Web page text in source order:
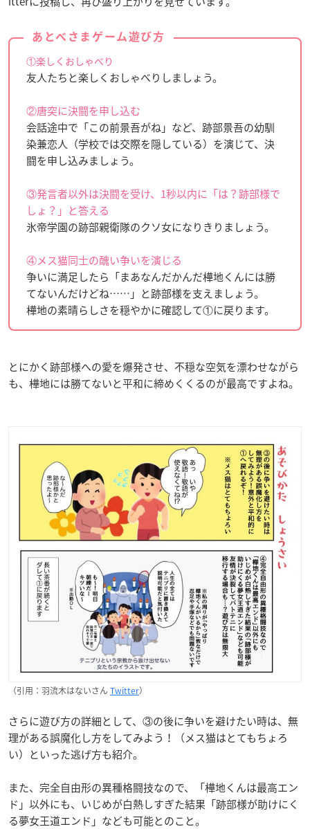
あとべさまゲーム遊び方
①楽しくおしゃべり
友人たちと楽しくおしゃべりしましょう。
②唐突に決闘を申し込む
会話途中で「この前景吾がね」など、跡部景吾の幼馴
染兼恋人（学校では交際を隠している）を演じて、決
闘を申し込みましょう。
③発言者以外は決闘を受け、1秒以内に「は？跡部様で
しょ？」と答える
氷帝学園の跡部親衛隊のクソ女になりきりましょう。
④メス猫同士の醜い争いを演じる
争いに満足したら「まあなんだかんだ樺地くんには勝
てないんだけどね……」と跡部様を支えましょう。
樺地の素晴らしさを穏やかに確認して①に戻ります。
とにかく跡部様への愛を爆発させ、不穏な空気を漂わせながら
も、樺地には勝てないと平和に締めくくるのが最高ですよね。
（引用：羽流木はないさんTwitter）
さらに遊び方の詳細として、③の後に争いを避けたい時は、無
理がある誤魔化し方をしてみよう！（メス猫はとてもちょろ
い）といった逃げ方も紹介。
また、完全自由形の異種格闘技なので、「樺地くんは最高エン
ド」以外にも、いじめが白熱しすぎた結果「跡部様が助けにく
る夢女王道エンド」なども可能とのこと。